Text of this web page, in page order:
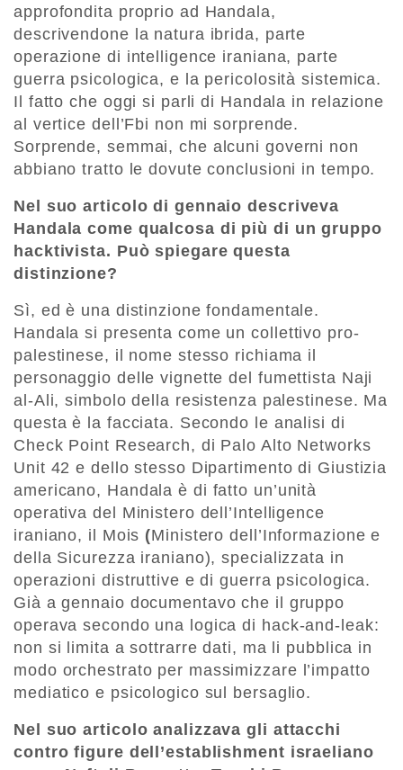
approfondita proprio ad Handala,
descrivendone la natura ibrida, parte
operazione di intelligence iraniana, parte
guerra psicologica, e la pericolosità sistemica.
Il fatto che oggi si parli di Handala in relazione
al vertice dell’Fbi non mi sorprende.
Sorprende, semmai, che alcuni governi non
abbiano tratto le dovute conclusioni in tempo.
Nel suo articolo di gennaio descriveva
Handala come qualcosa di più di un gruppo
hacktivista. Può spiegare questa
distinzione?
Sì, ed è una distinzione fondamentale.
Handala si presenta come un collettivo pro-
palestinese, il nome stesso richiama il
personaggio delle vignette del fumettista Naji
al-Ali, simbolo della resistenza palestinese. Ma
questa è la facciata. Secondo le analisi di
Check Point Research, di Palo Alto Networks
Unit 42 e dello stesso Dipartimento di Giustizia
americano, Handala è di fatto un’unità
operativa del Ministero dell’Intelligence
iraniano, il Mois (Ministero dell’Informazione e
della Sicurezza iraniano), specializzata in
operazioni distruttive e di guerra psicologica.
Già a gennaio documentavo che il gruppo
operava secondo una logica di hack-and-leak:
non si limita a sottrarre dati, ma li pubblica in
modo orchestrato per massimizzare l’impatto
mediatico e psicologico sul bersaglio.
Nel suo articolo analizzava gli attacchi
contro figure dell’establishment israeliano